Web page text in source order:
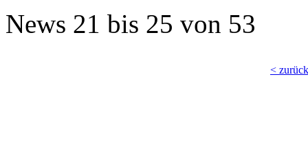
News 21 bis 25 von 53
< zurück